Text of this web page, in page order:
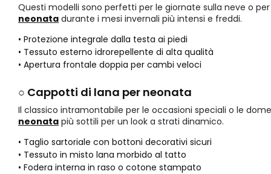
Questi modelli sono perfetti per le giornate sulla neve o
neonata durante i mesi invernali più intensi e freddi.
• Protezione integrale dalla testa ai piedi
• Tessuto esterno idrorepellente di alta qualità
• Apertura frontale doppia per cambi veloci
○ Cappotti di lana per neonata
Il classico intramontabile per le occasioni speciali o le
neonata più sottili per un look a strati dinamico.
• Taglio sartoriale con bottoni decorativi sicuri
• Tessuto in misto lana morbido al tatto
• Fodera interna in raso o cotone stampato